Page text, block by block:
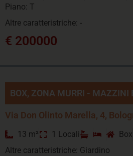
Piano: T
Altre caratteristriche: -
€ 200000
BOX, ZONA MURRI - MAZZINI
Via Don Olinto Marella, 4,
13 m² 1 Locali Box
Altre caratteristriche: Giardino